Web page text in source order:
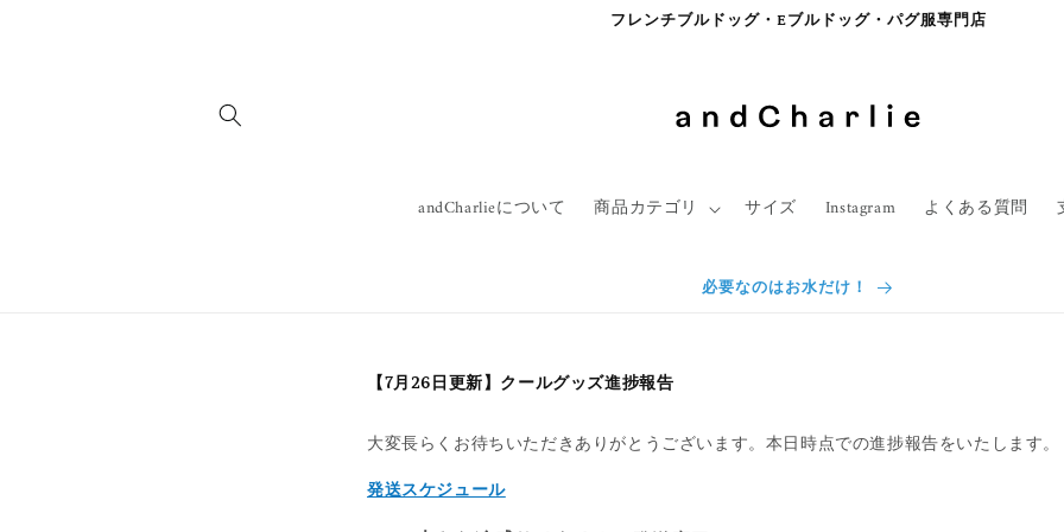
フレンチブルドッグ・Eブルドッグ・パグ服専門店
andCharlieについて 商品カテゴリ サイズ Instagram よくある質問
必要なのはお水だけ！
【7月26日更新】クールグッズ進捗報告
大変長らくお待ちいただきありがとうございます。本日時点での進捗報告をいたします。
発送スケジュール